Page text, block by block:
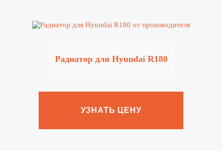
Радиатор для Hyundai R180
УЗНАТЬ ЦЕНУ